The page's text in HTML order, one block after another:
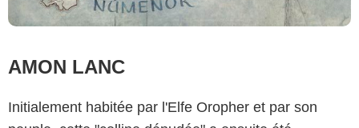
AMON LANC
Initialement habitée par l'Elfe Oropher et par son